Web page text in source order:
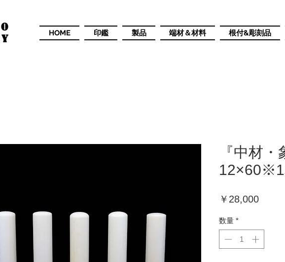
HOME 印鑑 製品 端材＆材料 根付&彫刻品
『中材・
12×60※1
￥28,000価
数量 *